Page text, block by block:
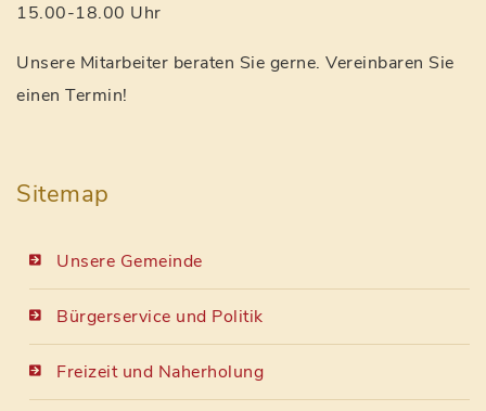
15.00-18.00 Uhr
Unsere Mitarbeiter beraten Sie gerne. Vereinbaren Sie
einen Termin!
Sitemap
Unsere Gemeinde
Bürgerservice und Politik
Freizeit und Naherholung